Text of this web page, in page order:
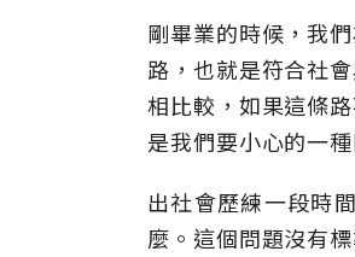
剛畢業的時候，我
路，也就是符合社
相比較，如果這條
是我們要小心的一種
出社會歷練一段時
麼。這個問題沒有